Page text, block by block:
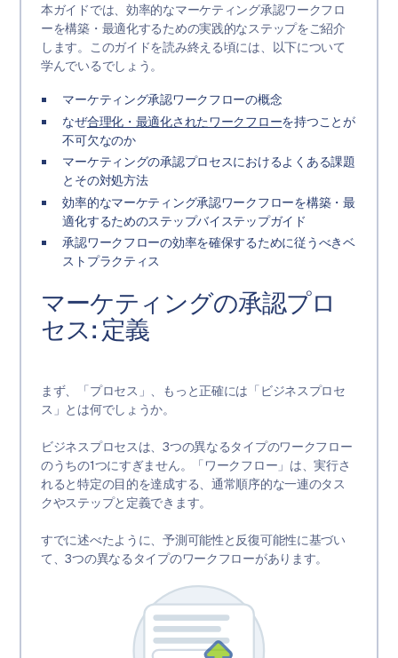
本ガイドでは、効率的なマーケティング承認ワークフロ
ーを構築・最適化するための実践的なステップをご紹介
します。このガイドを読み終える頃には、以下について
学んでいるでしょう。
マーケティング承認ワークフローの概念
なぜ合理化・最適化されたワークフローを持つことが
不可欠なのか
マーケティングの承認プロセスにおけるよくある課題
とその対処方法
効率的なマーケティング承認ワークフローを構築・最
適化するためのステップバイステップガイド
承認ワークフローの効率を確保するために従うべきベ
ストプラクティス
マーケティングの承認プロ
セス: 定義
まず、「プロセス」、もっと正確には「ビジネスプロセ
ス」とは何でしょうか。
ビジネスプロセスは、3つの異なるタイプのワークフロー
のうちの1つにすぎません。「ワークフロー」は、実行さ
れると特定の目的を達成する、通常順序的な一連のタス
クやステップと定義できます。
すでに述べたように、予測可能性と反復可能性に基づい
て、3つの異なるタイプのワークフローがあります。